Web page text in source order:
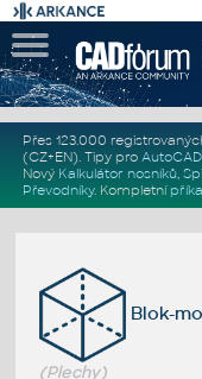
Přes 123.000
(CZ+EN). Tipy pro
Nový Kalkulátor nosníků,
Převodníky. Kompletní
Blok-
(Plechy)